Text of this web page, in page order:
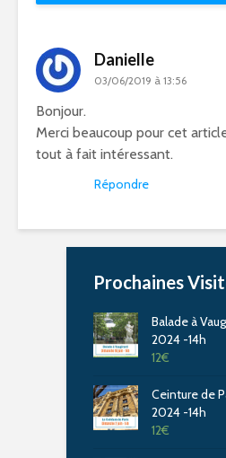
Danielle
03/06/2019 à 13:56
Bonjour.
Merci beaucoup pour cet
tout à fait intéressant.
Répondre
Prochaines
Balade à
2024 -14h
12€
Ceinture de
2024 -14h
12€